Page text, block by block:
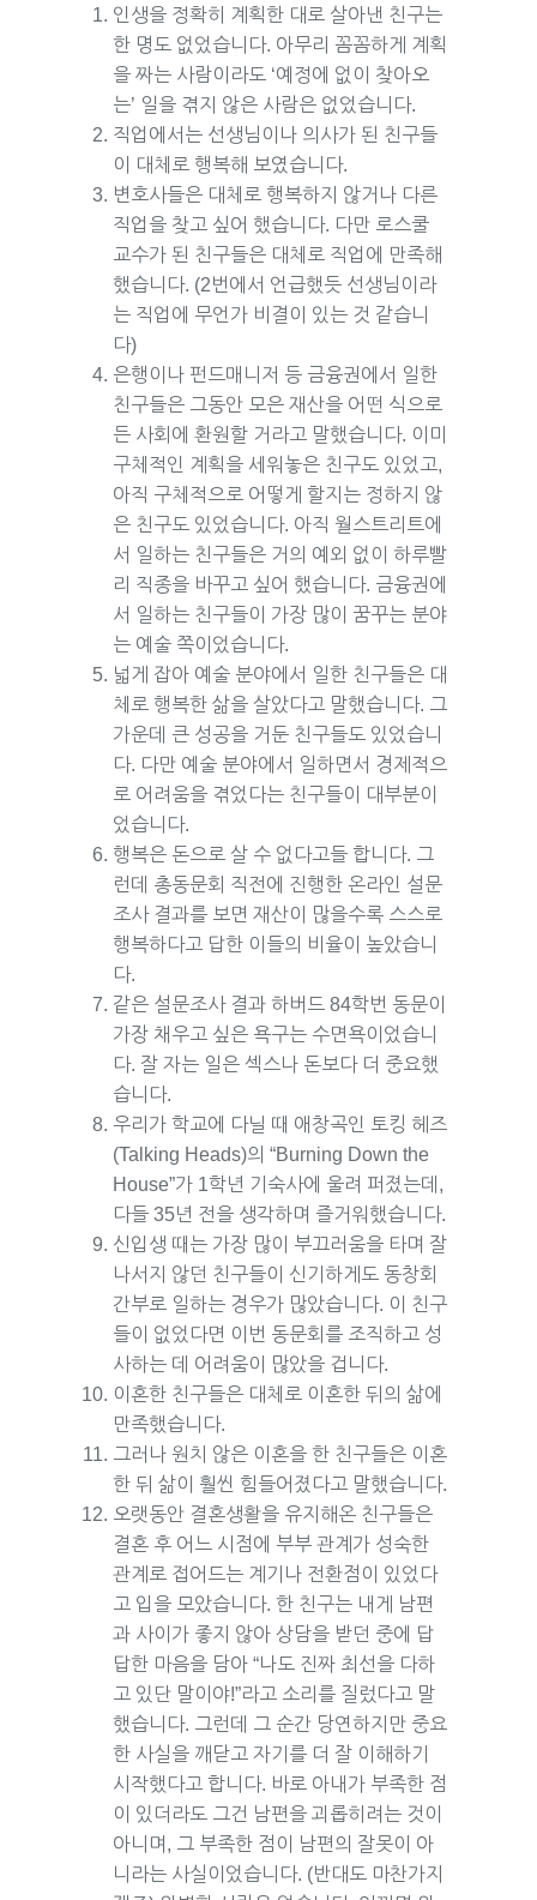
인생을 정확히 계획한 대로 살아낸 친구는
한 명도 없었습니다. 아무리 꼼꼼하게 계획
을 짜는 사람이라도 ‘예정에 없이 찾아오
는’ 일을 겪지 않은 사람은 없었습니다.
직업에서는 선생님이나 의사가 된 친구들
이 대체로 행복해 보였습니다.
변호사들은 대체로 행복하지 않거나 다른
직업을 찾고 싶어 했습니다. 다만 로스쿨
교수가 된 친구들은 대체로 직업에 만족해
했습니다. (2번에서 언급했듯 선생님이라
는 직업에 무언가 비결이 있는 것 같습니
다)
은행이나 펀드매니저 등 금융권에서 일한
친구들은 그동안 모은 재산을 어떤 식으로
든 사회에 환원할 거라고 말했습니다. 이미
구체적인 계획을 세워놓은 친구도 있었고,
아직 구체적으로 어떻게 할지는 정하지 않
은 친구도 있었습니다. 아직 월스트리트에
서 일하는 친구들은 거의 예외 없이 하루빨
리 직종을 바꾸고 싶어 했습니다. 금융권에
서 일하는 친구들이 가장 많이 꿈꾸는 분야
는 예술 쪽이었습니다.
넓게 잡아 예술 분야에서 일한 친구들은 대
체로 행복한 삶을 살았다고 말했습니다. 그
가운데 큰 성공을 거둔 친구들도 있었습니
다. 다만 예술 분야에서 일하면서 경제적으
로 어려움을 겪었다는 친구들이 대부분이
었습니다.
행복은 돈으로 살 수 없다고들 합니다. 그
런데 총동문회 직전에 진행한 온라인 설문
조사 결과를 보면 재산이 많을수록 스스로
행복하다고 답한 이들의 비율이 높았습니
다.
같은 설문조사 결과 하버드 84학번 동문이
가장 채우고 싶은 욕구는 수면욕이었습니
다. 잘 자는 일은 섹스나 돈보다 더 중요했
습니다.
우리가 학교에 다닐 때 애창곡인 토킹 헤즈
(Talking Heads)의 “Burning Down the
House”가 1학년 기숙사에 울려 퍼졌는데,
다들 35년 전을 생각하며 즐거워했습니다.
신입생 때는 가장 많이 부끄러움을 타며 잘
나서지 않던 친구들이 신기하게도 동창회
간부로 일하는 경우가 많았습니다. 이 친구
들이 없었다면 이번 동문회를 조직하고 성
사하는 데 어려움이 많았을 겁니다.
이혼한 친구들은 대체로 이혼한 뒤의 삶에
만족했습니다.
그러나 원치 않은 이혼을 한 친구들은 이혼
한 뒤 삶이 훨씬 힘들어졌다고 말했습니다.
오랫동안 결혼생활을 유지해온 친구들은
결혼 후 어느 시점에 부부 관계가 성숙한
관계로 접어드는 계기나 전환점이 있었다
고 입을 모았습니다. 한 친구는 내게 남편
과 사이가 좋지 않아 상담을 받던 중에 답
답한 마음을 담아 “나도 진짜 최선을 다하
고 있단 말이야!”라고 소리를 질렀다고 말
했습니다. 그런데 그 순간 당연하지만 중요
한 사실을 깨닫고 자기를 더 잘 이해하기
시작했다고 합니다. 바로 아내가 부족한 점
이 있더라도 그건 남편을 괴롭히려는 것이
아니며, 그 부족한 점이 남편의 잘못이 아
니라는 사실이었습니다. (반대도 마찬가지